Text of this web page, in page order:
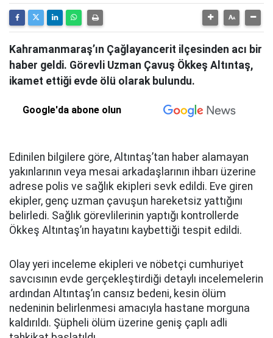
Kahramanmaraş’ın Çağlayancerit ilçesinden acı bir
haber geldi. Görevli Uzman Çavuş Ökkeş Altıntaş,
ikamet ettiği evde ölü olarak bulundu.
Google'da abone olun
Edinilen bilgilere göre, Altıntaş’tan haber alamayan
yakınlarının veya mesai arkadaşlarının ihbarı üzerine
adrese polis ve sağlık ekipleri sevk edildi. Eve giren
ekipler, genç uzman çavuşun hareketsiz yattığını
belirledi. Sağlık görevlilerinin yaptığı kontrollerde
Ökkeş Altıntaş’ın hayatını kaybettiği tespit edildi.
Olay yeri inceleme ekipleri ve nöbetçi cumhuriyet
savcısının evde gerçekleştirdiği detaylı incelemelerin
ardından Altıntaş’ın cansız bedeni, kesin ölüm
nedeninin belirlenmesi amacıyla hastane morguna
kaldırıldı. Şüpheli ölüm üzerine geniş çaplı adli